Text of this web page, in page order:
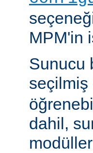
MPM'in
Sunucu
seçilmiş
dahil,